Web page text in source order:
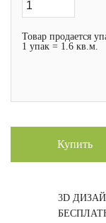
Товар продается
1 упак = 1.6 кв.м.
Купить
3D